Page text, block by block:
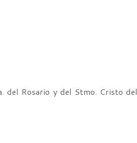
del Rosario y del Stmo. Cristo del